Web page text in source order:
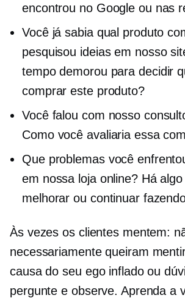
encontrou no Google ou nas
Você já sabia qual produto
pesquisou ideias em nosso
tempo demorou para decidir
comprar este produto?
Você falou com nosso
Como você avaliaria essa
Que problemas você
em nossa loja online? Há
melhorar ou continuar
Às vezes os clientes mentem:
necessariamente queiram
causa do seu ego inflado ou
pergunte e observe. Aprenda a